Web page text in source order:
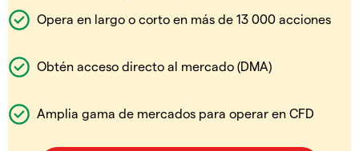
Opera en largo o corto en más de 13 000 acciones
Obtén acceso directo al mercado (DMA)
Amplia gama de mercados para operar en CFD